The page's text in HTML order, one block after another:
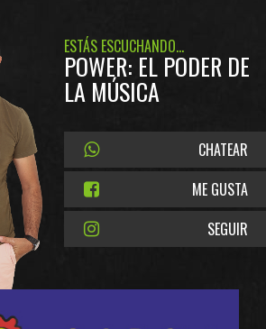
ESTÁS ESCUCHANDO...
POWER: EL PODER DE
LA MÚSICA
CHATEAR
ME GUSTA
SEGUIR